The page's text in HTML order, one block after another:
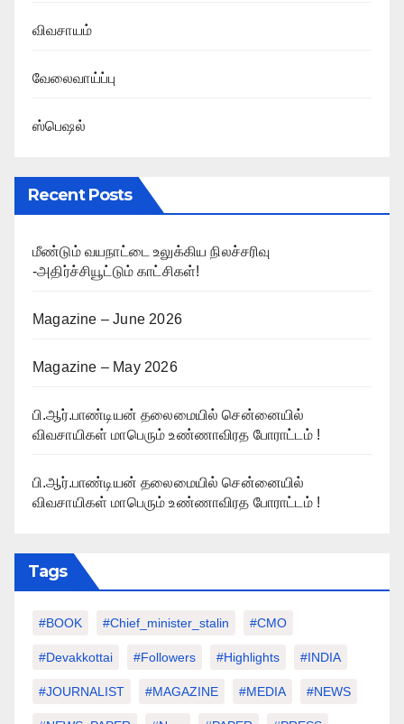
விவசாயம்
வேலைவாய்ப்பு
ஸ்பெஷல்
Recent Posts
மீண்டும் வயநாட்டை உலுக்கிய நிலச்சரிவு
-அதிர்ச்சியூட்டும் காட்சிகள்!
Magazine – June 2026
Magazine – May 2026
பி.ஆர்.பாண்டியன் தலைமையில் சென்னையில்
விவசாயிகள் மாபெரும் உண்ணாவிரத போராட்டம் !
பி.ஆர்.பாண்டியன் தலைமையில் சென்னையில்
விவசாயிகள் மாபெரும் உண்ணாவிரத போராட்டம் !
Tags
#BOOK #chief_minister_stalin #CMO
#devakkottai #followers #highlights #INDIA
#JOURNALIST #MAGAZINE #MEDIA #NEWS